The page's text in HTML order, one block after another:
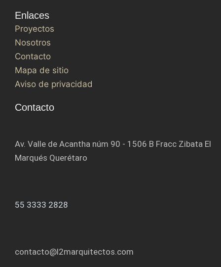
Enlaces
Proyectos
Nosotros
Contacto
Mapa de sitio
Aviso de privacidad
Contacto
Av. Valle de Acantha núm 90 - 1506 B Fracc Zibata El
Marqués Querétaro
55 3333 2828
contacto@l2marquitectos.com